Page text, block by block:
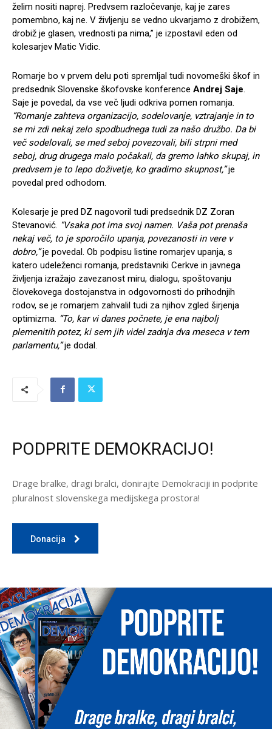
želim nositi naprej. Predvsem razločevanje, kaj je zares
pomembno, kaj ne. V življenju se vedno ukvarjamo z drobižem,
drobiž je glasen, vrednosti pa nima,” je izpostavil eden od
kolesarjev Matic Vidic.
Romarje bo v prvem delu poti spremljal tudi novomeški škof in
predsednik Slovenske škofovske konference Andrej Saje
Saje je povedal, da vse več ljudi odkriva pomen romanja.
“Romanje zahteva organizacijo, sodelovanje, vztrajanje in to
se mi zdi nekaj zelo spodbudnega tudi za našo družbo. Da bi
več sodelovali, se med seboj povezovali, bili strpni med
seboj, drug drugega malo počakali, da gremo lahko skupaj, in
predvsem je to lepo doživetje, ko gradimo skupnost,”je
povedal pred odhodom.
Kolesarje je pred DZ nagovoril tudi predsednik DZ Zoran
Stevanović. “Vsaka pot ima svoj namen. Vaša pot prenaša
nekaj več, to je sporočilo upanja, povezanosti in vere v
dobro,”je povedal. Ob podpisu listine romarjev upanja, s
katero udeleženci romanja, predstavniki Cerkve in javnega
življenja izražajo zavezanost miru, dialogu, spoštovanju
človekovega dostojanstva in odgovornosti do prihodnjih
rodov, se je romarjem zahvalil tudi za njihov zgled širjenja
optimizma. “To, kar vi danes počnete, je ena najbolj
plemenitih potez, ki sem jih videl zadnja dva meseca v tem
parlamentu,”je dodal.
PODPRITE DEMOKRACIJO!
Drage bralke, dragi bralci, donirajte Demokraciji in podprite
pluralnost slovenskega medijskega prostora!
Donacija